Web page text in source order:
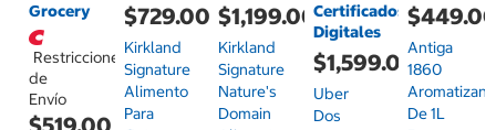
Grocery
Restricciones
de
Envío
$729.00
Kirkland
Signature
Alimento
Para
$1,199.00
Kirkland
Signature
Nature's
Domain
Certificados
Digitales
$1,599.00
Uber
Dos
Antiga
1860
De 1L